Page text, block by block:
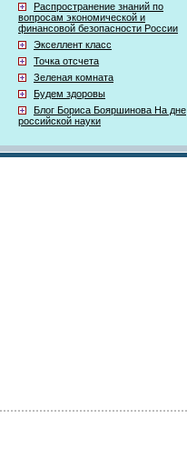
Распространение знаний по
вопросам экономической и
финансовой безопасности России
Экселлент класс
Точка отсчета
Зеленая комната
Будем здоровы
Блог Бориса Бояршинова На дне
российской науки